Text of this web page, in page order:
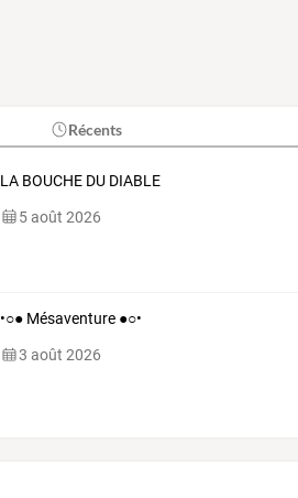
Récents
LA BOUCHE DU DIABLE
5 août 2026
•○● Mésaventure ●○•
3 août 2026